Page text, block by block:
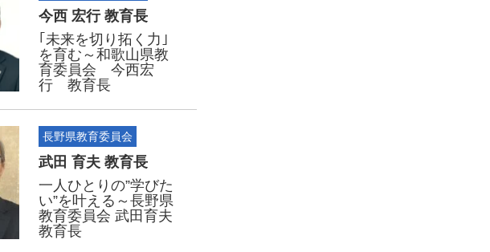
今西 宏行 教育長
｢未来を切り拓く力｣
を育む～和歌山県教
育委員会 今西宏
行 教育長
長野県教育委員会
武田 育夫 教育長
一人ひとりの”学びた
い”を叶える～長野県
教育委員会 武田育夫
教育長